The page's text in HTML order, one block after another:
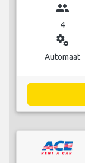
group
4
miscellaneous_services
Automaat